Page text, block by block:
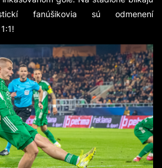
fanúšikovia sú odmenení